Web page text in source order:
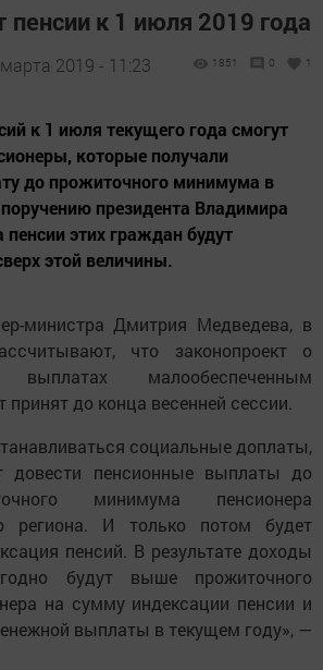
к 1 июля 2019 года
2019 - 11:23 1851 0 1
к 1 июля текущего года смогут
которые получали
до прожиточного минимума в
президента Владимира
пенсии этих граждан будут
этой величины.
министра Дмитрия Медведева, в
что законопроект о
выплатах малообеспеченным
принят до конца весенней сессии.
социальные доплаты,
довести пенсионные выплаты до
минимума пенсионера
региона. И только потом будет
пенсий. В результате доходы
будут выше прожиточного
на сумму индексации пенсии и
выплаты в текущем году», —